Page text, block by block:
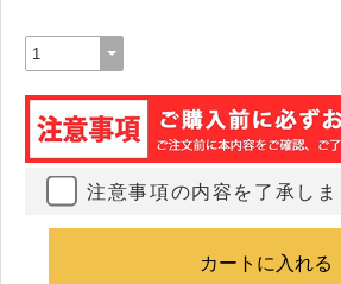
注意事項の内容を了承しま